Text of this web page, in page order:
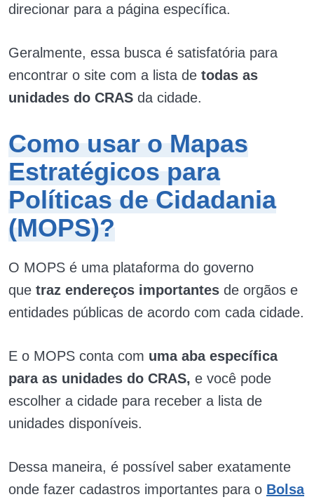
direcionar para a página específica.
Geralmente, essa busca é satisfatória para
encontrar o site com a lista de todas as
unidades do CRAS da cidade.
Como usar o Mapas
Estratégicos para
Políticas de Cidadania
(MOPS)?
O MOPS é uma plataforma do governo
que traz endereços importantes de orgãos e
entidades públicas de acordo com cada cidade.
E o MOPS conta com uma aba específica
para as unidades do CRAS, e você pode
escolher a cidade para receber a lista de
unidades disponíveis.
Dessa maneira, é possível saber exatamente
onde fazer cadastros importantes para o Bolsa